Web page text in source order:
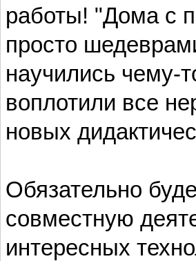
работы! "Дома с
просто
научились чему-
воплотили все
новых
Обязательно
совместную
интересных